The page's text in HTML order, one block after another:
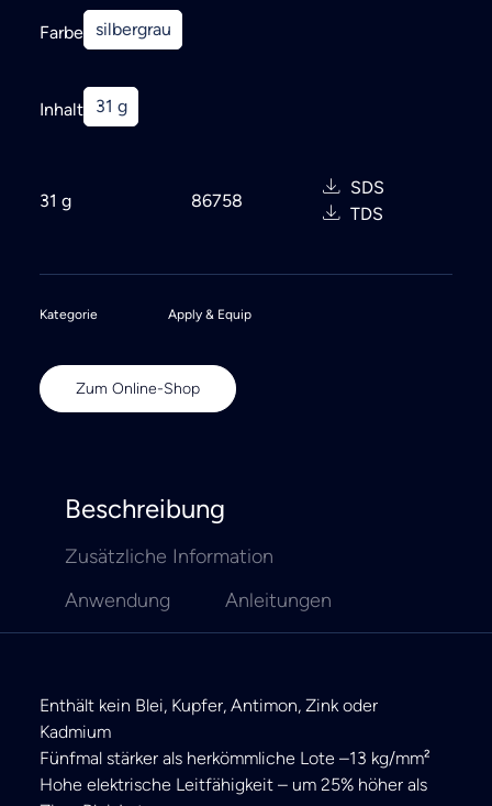
Farbe silbergrau
Inhalt 31 g
31 g 86758
SDS
TDS
Kategorie Apply & Equip
Zum Online-Shop
Beschreibung
Zusätzliche Information
Anwendung
Anleitungen
Enthält kein Blei, Kupfer, Antimon, Zink oder
Kadmium
Fünfmal stärker als herkömmliche Lote –13 kg/mm²
Hohe elektrische Leitfähigkeit – um 25% höher als